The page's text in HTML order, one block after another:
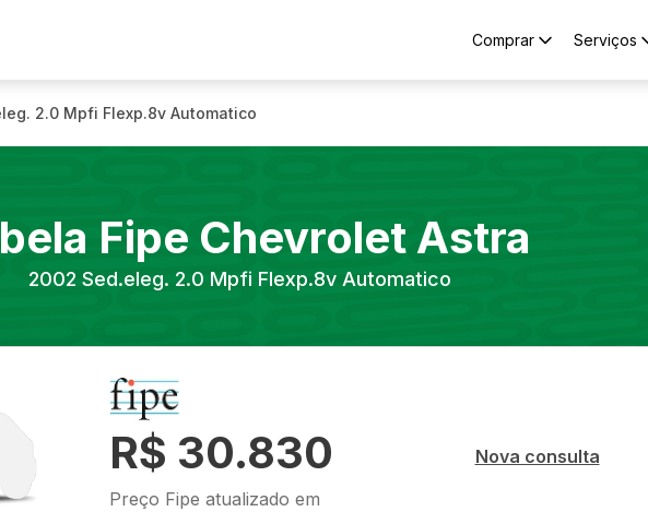
Comprar Serviços
2.0 Mpfi Flexp.8v Automatico
Fipe Chevrolet Astra
2002 Sed.eleg. 2.0 Mpfi Flexp.8v Automatico
R$ 30.830
Preço Fipe atualizado em
Nova consulta